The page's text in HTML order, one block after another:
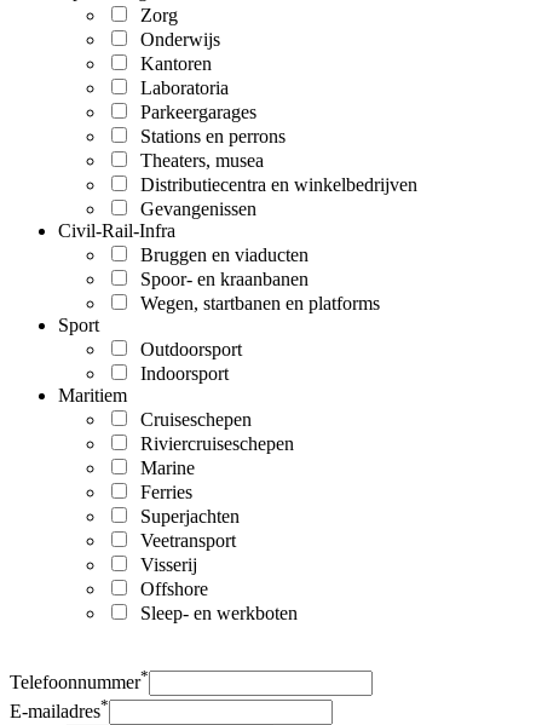
Zorg
Onderwijs
Kantoren
Laboratoria
Parkeergarages
Stations en perrons
Theaters, musea
Distributiecentra en winkelbedrijven
Gevangenissen
Civil-Rail-Infra
Bruggen en viaducten
Spoor- en kraanbanen
Wegen, startbanen en platforms
Sport
Outdoorsport
Indoorsport
Maritiem
Cruiseschepen
Riviercruiseschepen
Marine
Ferries
Superjachten
Veetransport
Visserij
Offshore
Sleep- en werkboten
Telefoonnummer*
E-mailadres*